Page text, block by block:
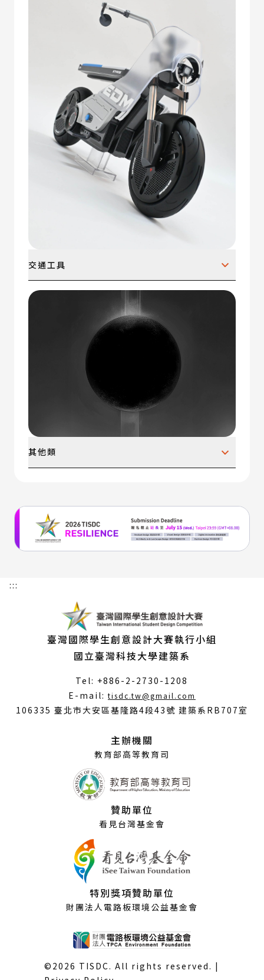
交通工具
自行車、電動車、摩托車、公共交通、水上交通、
飛機與航太飛船、軍事設備、零件與內裝、智慧交
其他類
品概念。
:::
臺灣國際學生創意設計大賽執行小組
國立臺灣科技大學建築系
Tel: +886-2-2730-1208
E-mail:tisdc.tw@gmail.com
開
106335 臺北市大安區基隆路4段43號 建築系RB707室
主辦機關
教育部高等教育司
贊助單位
看見台灣基金會
特別獎項贊助單位
財團法人電路板環境公益基金會
©2026 TISDC. All rights reserved. |